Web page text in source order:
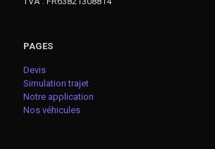
PAGES
Devis
Simulation trajet
Notre application
Nos véhicules